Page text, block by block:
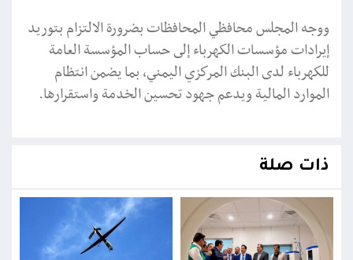
ووجه المجلس محافظي المحافظات بضرورة الالتزام بتوريد
إيرادات مؤسسات الكهرباء إلى حساب المؤسسة العامة
للكهرباء لدى البنك المركزي اليمني، بما يضمن انتظام
الموارد المالية ويدعم جهود تحسين الخدمة واستقرارها.
ذات صلة